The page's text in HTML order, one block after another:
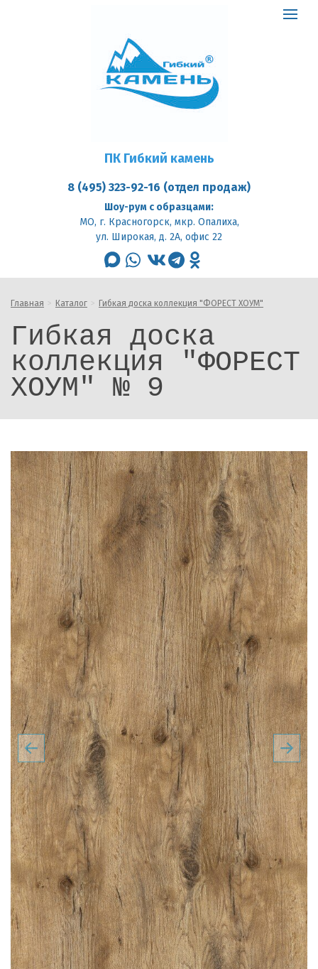
ПК Гибкий камень
8 (495) 323-92-16 (отдел продаж)
Шоу-рум с образцами:
МО, г. Красногорск, мкр. Опалиха,
ул. Широкая, д. 2А, офис 22
max whatsapp
vk telegramodnoklassniki
Toggle
Главная Каталог Гибкая доска коллекция "ФОРЕСТ ХОУМ"
Гибкая доска
коллекция "ФОРЕСТ
ХОУМ" № 9